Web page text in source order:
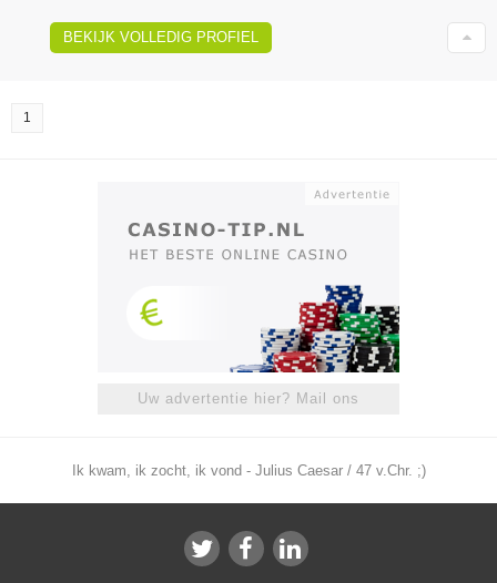
BEKIJK VOLLEDIG PROFIEL
1
Uw advertentie hier? Mail ons
Ik kwam, ik zocht, ik vond - Julius Caesar / 47 v.Chr. ;)